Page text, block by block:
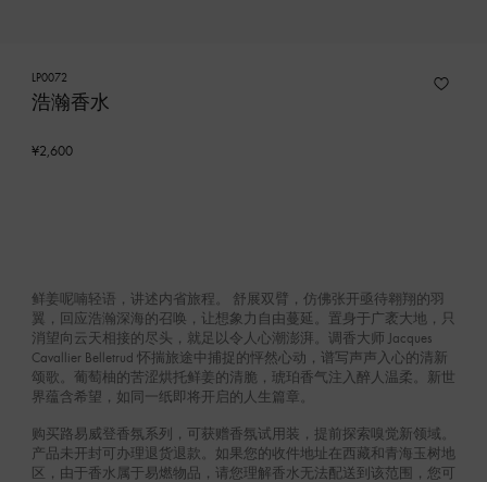
LP0072
浩瀚香水
¥2,600
鲜姜呢喃轻语，讲述内省旅程。 舒展双臂，仿佛张开亟待翱翔的羽
翼，回应浩瀚深海的召唤，让想象力自由蔓延。置身于广袤大地，只
消望向云天相接的尽头，就足以令人心潮澎湃。调香大师 Jacques
Cavallier Belletrud 怀揣旅途中捕捉的怦然心动，谱写声声入心的清新
颂歌。葡萄柚的苦涩烘托鲜姜的清脆，琥珀香气注入醉人温柔。新世
界蕴含希望，如同一纸即将开启的人生篇章。
购买路易威登香氛系列，可获赠香氛试用装，提前探索嗅觉新领域。
产品未开封可办理退货退款。如果您的收件地址在西藏和青海玉树地
区，由于香水属于易燃物品，请您理解香水无法配送到该范围，您可